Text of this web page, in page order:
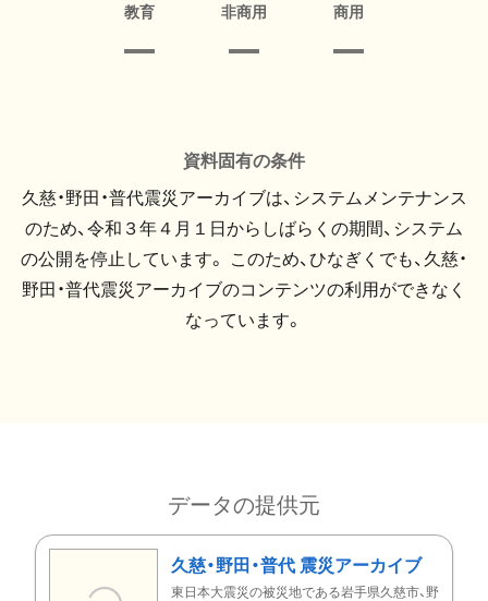
教育 非商用 商用
資料固有の条件
久慈・野田・普代震災アーカイブは、システムメンテナンス
のため、令和３年４月１日からしばらくの期間、システム
の公開を停止しています。 このため、ひなぎくでも、久慈・
野田・普代震災アーカイブのコンテンツの利用ができなく
なっています。
データの提供元
久慈・野田・普代 震災アーカイブ
東日本大震災の被災地である岩手県久慈市、野